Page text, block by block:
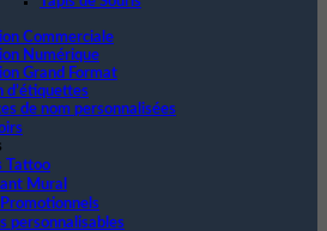
Commerciale
Numérique
Grand Format
d’étiquettes
de nom personnalisées
Tattoo
Mural
personnalisables